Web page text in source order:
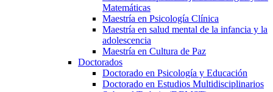
Matemáticas
Maestría en Psicología Clínica
Maestría en salud mental de la infancia y la
adolescencia
Maestría en Cultura de Paz
Doctorados
Doctorado en Psicología y Educación
Doctorado en Estudios Multidisciplinarios